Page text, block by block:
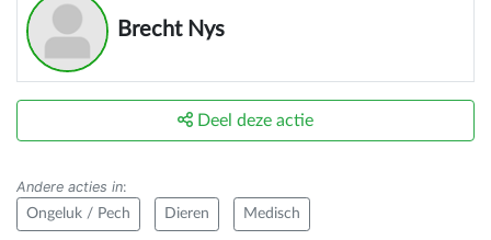
Brecht Nys
Deel deze actie
Andere acties in:
Ongeluk / Pech Dieren Medisch